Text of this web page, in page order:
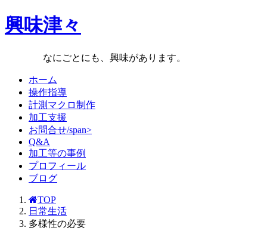
興味津々
なにごとにも、興味があります。
ホーム
操作指導
計測マクロ制作
加工支援
お問合せ/span>
Q&A
加工等の事例
プロフィール
ブログ
TOP
日常生活
多様性の必要